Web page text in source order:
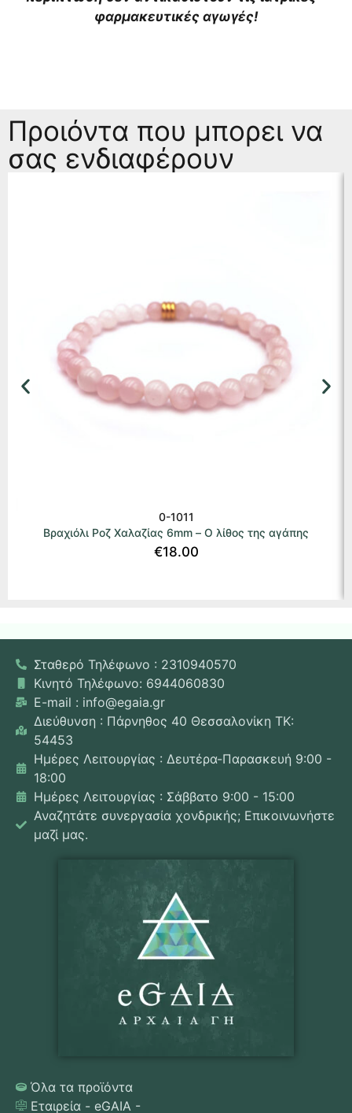
φαρμακευτικές αγωγές!
Προιόντα που μπορει να
σας ενδιαφέρουν
0-1011
Βραχιόλι Ροζ Χαλαζίας 6mm – Ο λίθος της αγάπης
€18.00
Σταθερό Τηλέφωνο : 2310940570
Κινητό Τηλέφωνο: 6944060830
E-mail : info@egaia.gr
Διεύθυνση : Πάρνηθος 40 Θεσσαλονίκη ΤΚ:
54453
Ημέρες Λειτουργίας : Δευτέρα-Παρασκευή 9:00 -
18:00
Ημέρες Λειτουργίας : Σάββατο 9:00 - 15:00
Αναζητάτε συνεργασία χονδρικής; Επικοινωνήστε
μαζί μας.
Όλα τα προϊόντα
Εταιρεία - eGAIA -